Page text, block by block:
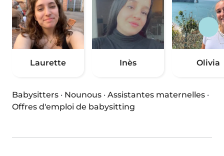
Laurette Inès Olivia
Babysitters · Nounous · Assistantes maternelles ·
Offres d'emploi de babysitting